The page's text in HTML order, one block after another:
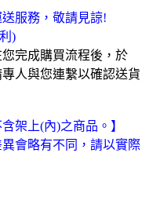
服務，敬請見諒!
)
完成購買流程後，於
專人與您連繫以確認送貨
架上(內)之商品。】
異會略有不同，請以實際